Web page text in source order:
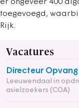
er ongeveer 400
toegevoegd,
Rijk.
Vacatures
Directeur
Leeuwendaal in
asielzoekers (COA)